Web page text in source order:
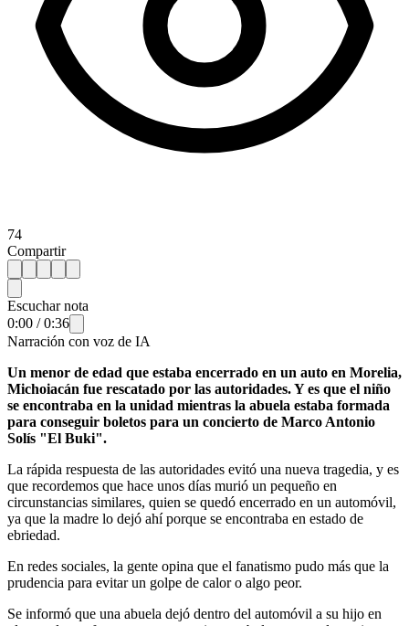
74
Compartir
Escuchar nota
0:00 /0:36
Narración con voz de IA
Un menor de edad que estaba encerrado en un auto en Morelia,
Michoiacán fue rescatado por las autoridades. Y es que el niño
se encontraba en la unidad mientras la abuela estaba formada
para conseguir boletos para un concierto de Marco Antonio
Solís "El Buki".
La rápida respuesta de las autoridades evitó una nueva tragedia, y es
que recordemos que hace unos días murió un pequeño en
circunstancias similares, quien se quedó encerrado en un automóvil,
ya que la madre lo dejó ahí porque se encontraba en estado de
ebriedad.
En redes sociales, la gente opina que el fanatismo pudo más que la
prudencia para evitar un golpe de calor o algo peor.
Se informó que una abuela dejó dentro del automóvil a su hijo en